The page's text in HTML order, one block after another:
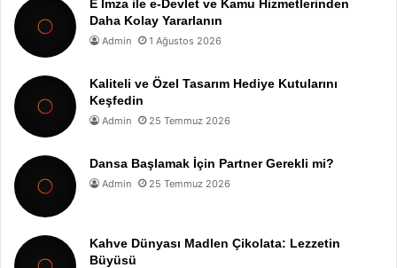
E İmza ile e-Devlet ve Kamu Hizmetlerinden
Daha Kolay Yararlanın
Admin 1 Ağustos 2026
Kaliteli ve Özel Tasarım Hediye Kutularını
Keşfedin
Admin 25 Temmuz 2026
Dansa Başlamak İçin Partner Gerekli mi?
Admin 25 Temmuz 2026
Kahve Dünyası Madlen Çikolata: Lezzetin
Büyüsü